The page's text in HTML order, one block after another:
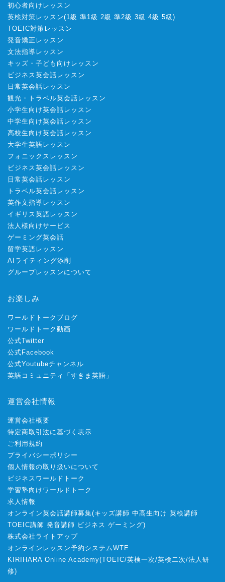
初心者向けレッスン
英検対策レッスン(1級 準1級 2級 準2級 3級 4級 5級 )
TOEIC対策レッスン
発音矯正レッスン
文法指導レッスン
キッズ・子ども向けレッスン
ビジネス英会話レッスン
日常英会話レッスン
観光・トラベル英会話レッスン
小学生向け英会話レッスン
中学生向け英会話レッスン
高校生向け英会話レッスン
大学生英語レッスン
フォニックスレッスン
ビジネス英会話レッスン
日常英会話レッスン
トラベル英会話レッスン
英作文指導レッスン
イギリス英語レッスン
法人様向けサービス
ゲーミング英会話
留学英語レッスン
AIライティング添削
グループレッスンについて
お楽しみ
ワールドトークブログ
ワールドトーク動画
公式Twitter
公式Facebook
公式Youtubeチャンネル
英語コミュニティ「すきま英語」
運営会社情報
運営会社概要
特定商取引法に基づく表示
ご利用規約
プライバシーポリシー
個人情報の取り扱いについて
ビジネスワールドトーク
学習塾向けワールドトーク
求人情報
オンライン英会話講師募集(キッズ講師 中高生向け 英検講師
TOEIC講師 発音講師 ビジネス ゲーミング)
株式会社ライトアップ
オンラインレッスン予約システムWTE
KIRIHARA Online Academy(TOEIC/英検一次/英検二次/法人研
修)